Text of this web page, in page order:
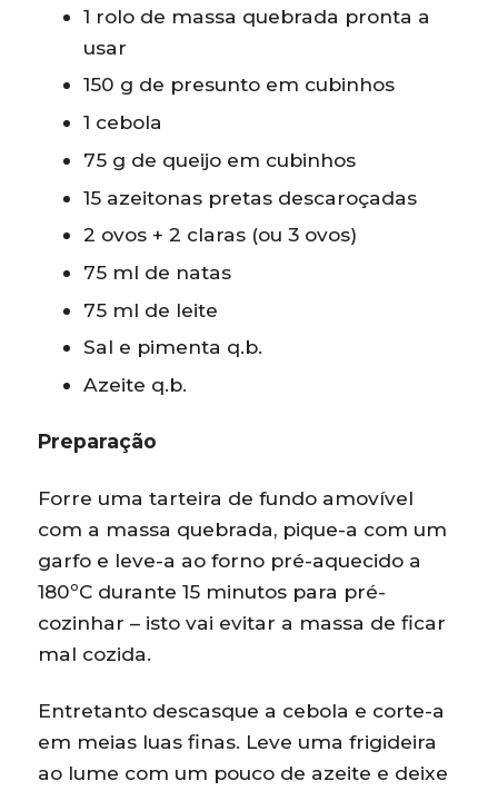
1 rolo de massa quebrada pronta a
usar
150 g de presunto em cubinhos
1 cebola
75 g de queijo em cubinhos
15 azeitonas pretas descaroçadas
2 ovos + 2 claras (ou 3 ovos)
75 ml de natas
75 ml de leite
Sal e pimenta q.b.
Azeite q.b.
Preparação
Forre uma tarteira de fundo amovível
com a massa quebrada, pique-a com um
garfo e leve-a ao forno pré-aquecido a
180ºC durante 15 minutos para pré-
cozinhar – isto vai evitar a massa de ficar
mal cozida.
Entretanto descasque a cebola e corte-a
em meias luas finas. Leve uma frigideira
ao lume com um pouco de azeite e deixe